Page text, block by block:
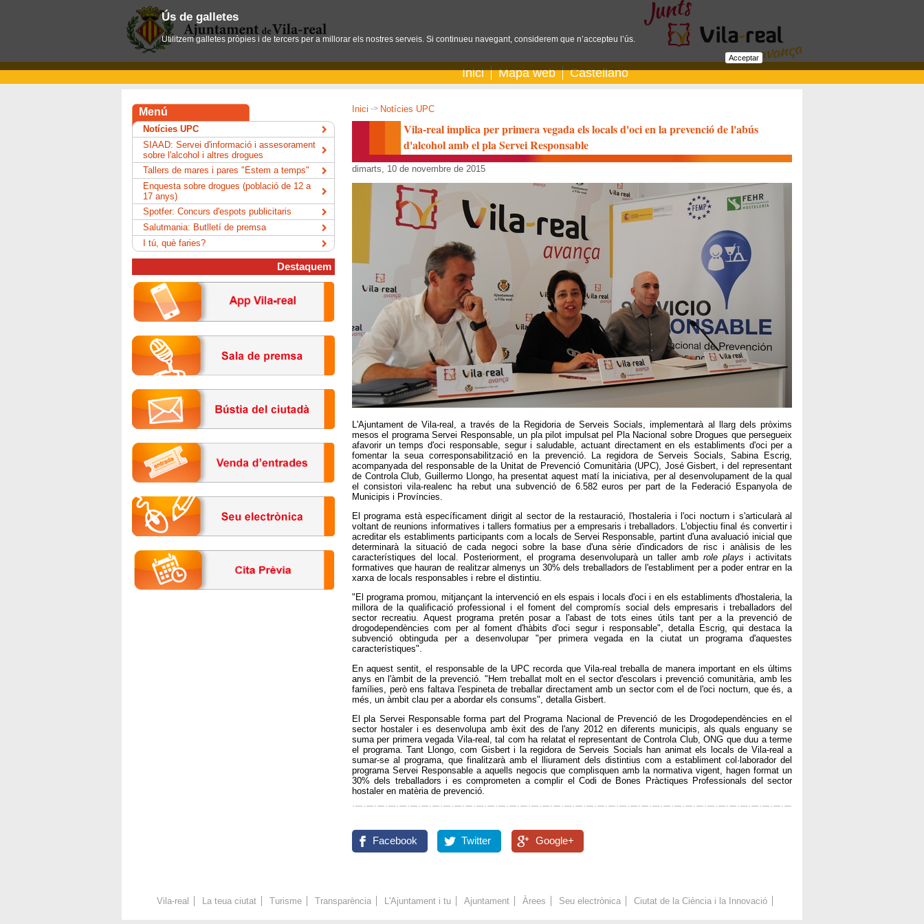
Inici Mapa web Castellano
Inici -> Notícies UPC
Vila-real implica per primera vegada els locals d'oci en la prevenció de l'abús
d'alcohol amb el pla Servei Responsable
dimarts, 10 de novembre de 2015
L'Ajuntament de Vila-real, a través de la Regidoria de Serveis Socials, implementarà al llarg dels pròxims
mesos el programa Servei Responsable, un pla pilot impulsat pel Pla Nacional sobre Drogues que persegueix
afavorir un temps d'oci responsable, segur i saludable, actuant directament en els establiments d'oci per a
fomentar la seua corresponsabilització en la prevenció. La regidora de Serveis Socials, Sabina Escrig,
acompanyada del responsable de la Unitat de Prevenció Comunitària (UPC), José Gisbert, i del representant
de Controla Club, Guillermo Llongo, ha presentat aquest matí la iniciativa, per al desenvolupament de la qual
el consistori vila-realenc ha rebut una subvenció de 6.582 euros per part de la Federació Espanyola de
Municipis i Províncies.
El programa està específicament dirigit al sector de la restauració, l'hostaleria i l'oci nocturn i s'articularà al
voltant de reunions informatives i tallers formatius per a empresaris i treballadors. L'objectiu final és convertir i
acreditar els establiments participants com a locals de Servei Responsable, partint d'una avaluació inicial que
determinarà la situació de cada negoci sobre la base d'una sèrie d'indicadors de risc i anàlisis de les
característiques del local. Posteriorment, el programa desenvoluparà un taller amb role plays i activitats
formatives que hauran de realitzar almenys un 30% dels treballadors de l'establiment per a poder entrar en la
xarxa de locals responsables i rebre el distintiu.
"El programa promou, mitjançant la intervenció en els espais i locals d'oci i en els establiments d'hostaleria, la
millora de la qualificació professional i el foment del compromís social dels empresaris i treballadors del
sector recreatiu. Aquest programa pretén posar a l'abast de tots eines útils tant per a la prevenció de
drogodependències com per al foment d'hàbits d'oci segur i responsable", detalla Escrig, qui destaca la
subvenció obtinguda per a desenvolupar "per primera vegada en la ciutat un programa d'aquestes
característiques".
En aquest sentit, el responsable de la UPC recorda que Vila-real treballa de manera important en els últims
anys en l'àmbit de la prevenció. "Hem treballat molt en el sector d'escolars i prevenció comunitària, amb les
famílies, però ens faltava l'espineta de treballar directament amb un sector com el de l'oci nocturn, que és, a
més, un àmbit clau per a abordar els consums", detalla Gisbert.
El pla Servei Responsable forma part del Programa Nacional de Prevenció de les Drogodependències en el
sector hostaler i es desenvolupa amb èxit des de l'any 2012 en diferents municipis, als quals enguany se
suma per primera vegada Vila-real, tal com ha relatat el representant de Controla Club, ONG que duu a terme
el programa. Tant Llongo, com Gisbert i la regidora de Serveis Socials han animat els locals de Vila-real a
sumar-se al programa, que finalitzarà amb el lliurament dels distintius com a establiment col·laborador del
programa Servei Responsable a aquells negocis que complisquen amb la normativa vigent, hagen format un
30% dels treballadors i es comprometen a complir el Codi de Bones Pràctiques Professionals del sector
hostaler en matèria de prevenció.
Facebook Twitter Google+
Menú
Notícies UPC
SIAAD: Servei d'informació i assesorament
sobre l'alcohol i altres drogues
Tallers de mares i pares "Estem a temps"
Enquesta sobre drogues (població de 12 a
17 anys)
Spotfer: Concurs d'espots publicitaris
Salutmania: Butlletí de premsa
I tú, què faries?
Destaquem
Vila-real La teua ciutat Turisme Transparència L'Ajuntament i tu Ajuntament Àrees Seu electrònica Ciutat de la Ciència i la Innovació
Ús de galletes
Utilitzem galletes pròpies i de tercers per a millorar els nostres serveis. Si continueu navegant, considerem que n’accepteu l’ús.
Acceptar